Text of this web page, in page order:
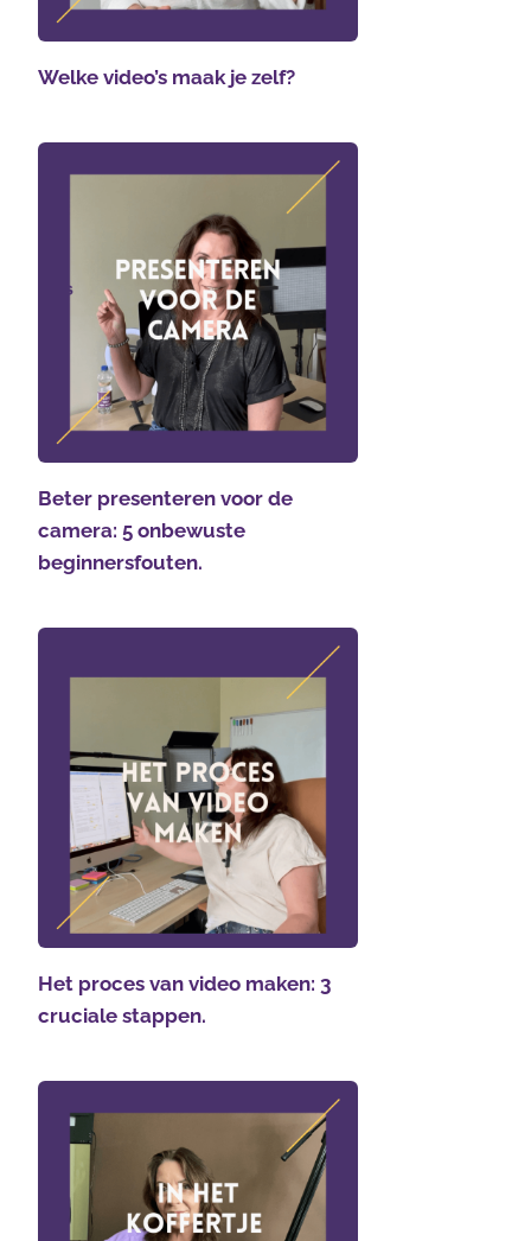
Welke video’s maak je zelf?
Beter presenteren voor de
camera: 5 onbewuste
beginnersfouten.
Het proces van video maken: 3
cruciale stappen.